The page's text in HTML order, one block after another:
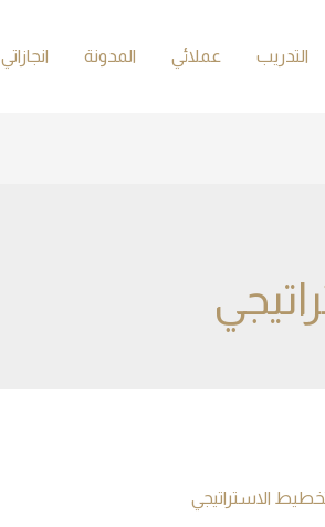
التدريب عملائي المدونة انجازاتي